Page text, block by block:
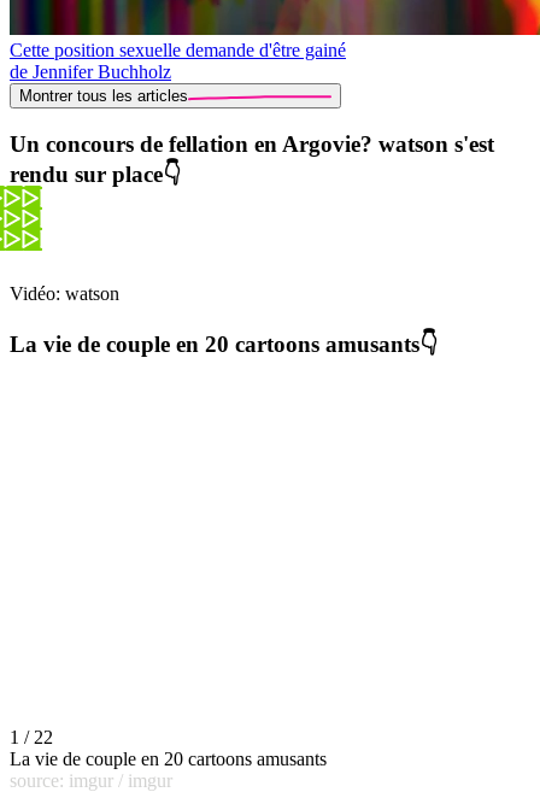
Cette position sexuelle demande d'être gainé
de Jennifer Buchholz
Montrer tous les articles
Un concours de fellation en Argovie? watson s'est
rendu sur place👇
Vidéo: watson
La vie de couple en 20 cartoons amusants👇
1 / 22
La vie de couple en 20 cartoons amusants
source: imgur / imgur